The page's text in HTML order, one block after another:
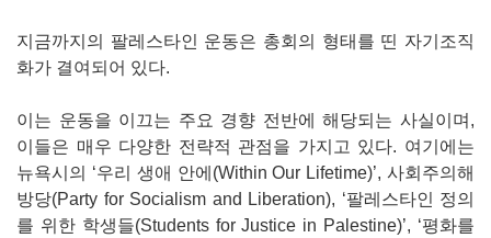
지금까지의 팔레스타인 운동은 총회의 형태를 띤 자기조직
화가 결여되어 있다.
이는 운동을 이끄는 주요 경향 전반에 해당되는 사실이며,
이들은 매우 다양한 전략적 관점을 가지고 있다. 여기에는
뉴욕시의 ‘우리 생애 안에(Within Our Lifetime)’, 사회주의해
방당(Party for Socialism and Liberation), ‘팔레스타인 정의
를 위한 학생들(Students for Justice in Palestine)’, ‘평화를